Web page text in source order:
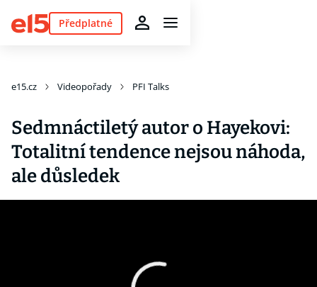
Předplatné
e15.cz Videopořady PFI Talks
Sedmnáctiletý autor o Hayekovi:
Totalitní tendence nejsou náhoda,
ale důsledek